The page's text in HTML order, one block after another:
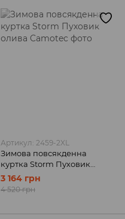
Артикул: 2459-2XL
Зимова повсякденна
куртка Storm Пуховик
олива Camotec
3 164 грн
4 520 грн